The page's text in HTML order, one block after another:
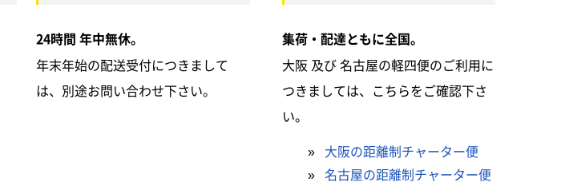
24時間 年中無休。
年末年始の配送受付につきまして
は、別途お問い合わせ下さい。
集荷・配達ともに全国。
大阪 及び 名古屋の軽四便のご利用に
つきましては、こちらをご確認下さ
い。
» 大阪の距離制チャーター便
» 名古屋の距離制チャーター便